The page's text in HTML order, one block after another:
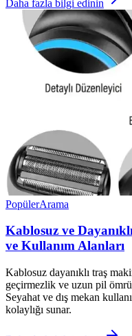
Daha fazla bilgi edinin
PopülerArama
Kablosuz ve
ve Kullanım Alanları
Kablosuz dayanıklı traş
geçirmezlik ve uzun pil
Seyahat ve dış mekan
kolaylığı sunar.